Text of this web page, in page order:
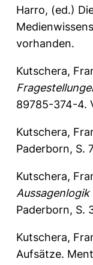
Harro, (ed.)
vorhanden.
Kutschera,
89785-374-4.
Kutschera,
Paderborn, S.
Kutschera,
Paderborn, S.
Kutschera,
Aufsätze.